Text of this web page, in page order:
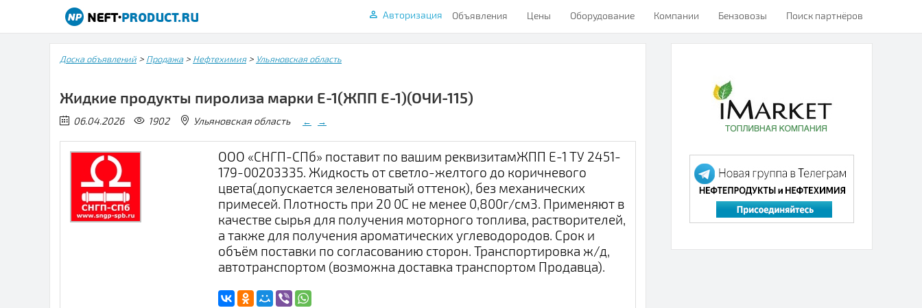
Объявления Цены Оборудование Компании Бензовозы Поиск партнёров
Авторизация
Доска объявлений > Продажа> Нефтехимия> Ульяновская область
Жидкие продукты пиролиза марки Е-1(ЖПП Е-1)(ОЧИ-115)
06.04.2026 1902 Ульяновская область ← →
ООО «СНГП-СПб» поставит по вашим реквизитамЖПП Е-1 ТУ 2451-
179-00203335. Жидкость от светло-желтого до коричневого
цвета(допускается зеленоватый оттенок), без механических
примесей. Плотность при 20 0С не менее 0,800г/см3. Применяют в
качестве сырья для получения моторного топлива, растворителей,
а также для получения ароматических углеводородов. Срок и
объём поставки по согласованию сторон. Транспортировка ж/д,
автотранспортом (возможна доставка транспортом Продавца).